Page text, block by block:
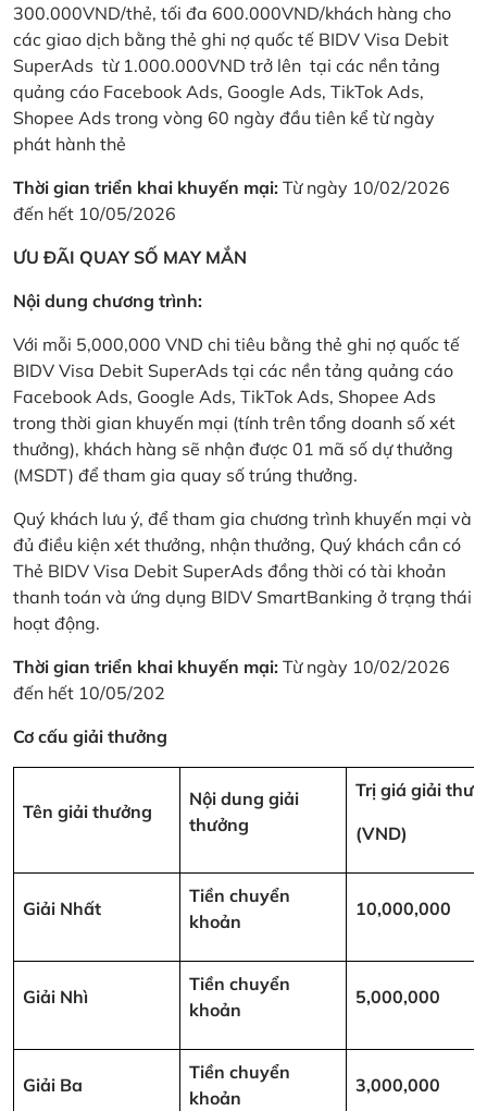
300.000VND/thẻ, tối đa 600.000VND/khách hàng cho
các giao dịch bằng thẻ ghi nợ quốc tế BIDV Visa Debit
SuperAds từ 1.000.000VND trở lên tại các nền tảng
quảng cáo Facebook Ads, Google Ads, TikTok Ads,
Shopee Ads trong vòng 60 ngày đầu tiên kể từ ngày
phát hành thẻ
Thời gian triển khai khuyến mại: Từ ngày 10/02/2026
đến hết 10/05/2026
ƯU ĐÃI QUAY SỐ MAY MẮN
Nội dung chương trình:
Với mỗi 5,000,000 VND chi tiêu bằng thẻ ghi nợ quốc tế
BIDV Visa Debit SuperAds tại các nền tảng quảng cáo
Facebook Ads, Google Ads, TikTok Ads, Shopee Ads
trong thời gian khuyến mại (tính trên tổng doanh số xét
thưởng), khách hàng sẽ nhận được 01 mã số dự thưởng
(MSDT) để tham gia quay số trúng thưởng.
Quý khách lưu ý, để tham gia chương trình khuyến mại và
đủ điều kiện xét thưởng, nhận thưởng, Quý khách cần có
Thẻ BIDV Visa Debit SuperAds đồng thời có tài khoản
thanh toán và ứng dụng BIDV SmartBanking ở trạng thái
hoạt động.
Thời gian triển khai khuyến mại: Từ ngày 10/02/2026
đến hết 10/05/202
Cơ cấu giải thưởng
Tên giải thưởng
Nội dung giải
thưởng
Trị giá giải
(VND)
Giải Nhất
Tiền chuyển
khoản
10,000,000
Giải Nhì
Tiền chuyển
khoản
5,000,000
Giải Ba
Tiền chuyển
khoản
3,000,000